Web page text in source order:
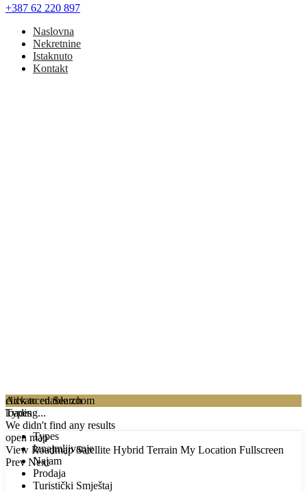
+387 62 220 897
Naslovna
Nekretnine
Istaknuto
Kontakt
click to enable zoom
loading...
We didn't find any results
open map
View Roadmap Satellite Hybrid Terrain My Location Fullscreen
Prev Next
Advanced Search
Types
Types
Iznajmljivanje
Najam
Prodaja
Turistički Smještaj